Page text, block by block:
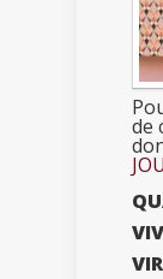
de